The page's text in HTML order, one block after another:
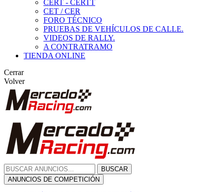
CERT - CERTT
CET / CER
FORO TÉCNICO
PRUEBAS DE VEHÍCULOS DE CALLE.
VIDEOS DE RALLY.
A CONTRATRAMO
TIENDA ONLINE
Cerrar
Volver
BUSCAR
ANUNCIOS DE COMPETICIÓN